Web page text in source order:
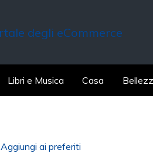
Libri e Musica Casa
Aggiungi ai preferiti